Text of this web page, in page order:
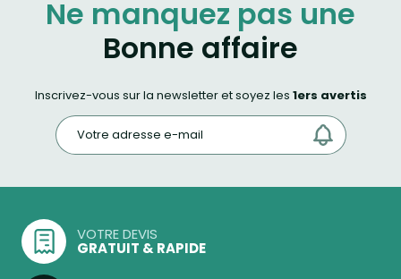
Ne manquez pas une
Bonne affaire
Inscrivez-vous sur la newsletter et soyez les 1ers avertis
VOTRE DEVIS
GRATUIT & RAPIDE